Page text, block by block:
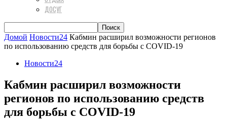
ДОСУГ
Домой Новости24 Кабмин расширил возможности регионов
по использованию средств для борьбы с COVID-19
Новости24
Кабмин расширил возможности
регионов по использованию средств
для борьбы с COVID-19